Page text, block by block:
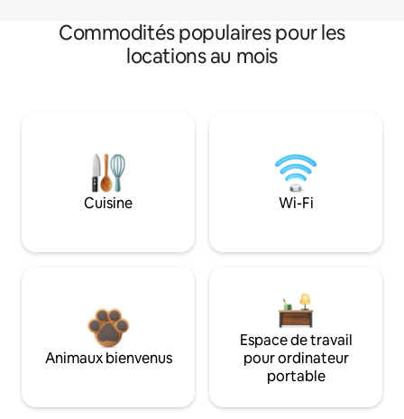
Commodités populaires pour les
locations au mois
Cuisine Wi-Fi
Animaux bienvenus
Espace de travail
pour ordinateur
portable